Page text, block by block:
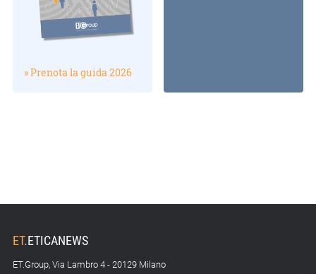
» Prenota la guida 2026
ET.ETICANEWS
ET.Group, Via Lambro 4 - 20129 Milano